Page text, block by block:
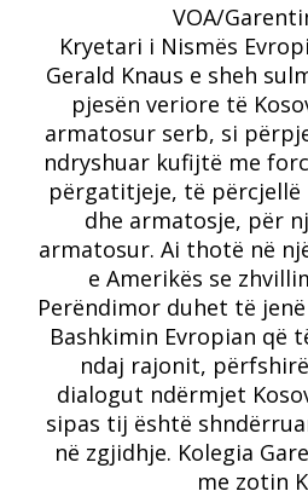
VOA/
Kryetari i Nismës
Gerald Knaus e sheh
pjesën veriore të
armatosur serb, si
ndryshuar kufijtë me
përgatitjeje, të
dhe armatosje, për
armatosur. Ai thotë në
e Amerikës se
Perëndimor duhet të
Bashkimin Evropian që
ndaj rajonit,
dialogut ndërmjet
sipas tij është
në zgjidhje. Kolegia
me zotin